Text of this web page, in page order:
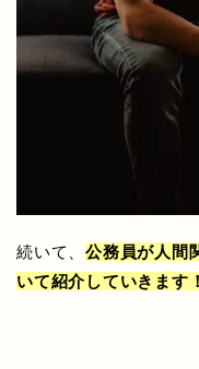
続いて、公務員が人間
いて紹介していきます！